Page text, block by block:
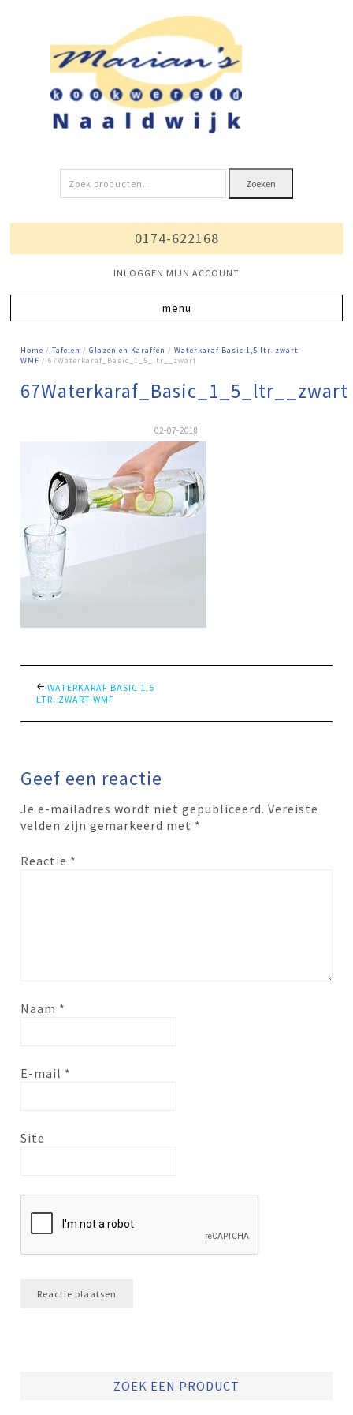
Zoeken
naar:
Zoeken
0174-622168
INLOGGEN MIJN ACCOUNT
Home /Tafelen /Glazen en Karaffen /Waterkaraf Basic 1,5 ltr. zwart
WMF / 67Waterkaraf_Basic_1_5_ltr__zwart
67Waterkaraf_Basic_1_5_ltr__zwart
02-07-2018
WATERKARAF BASIC 1,5
LTR. ZWART WMF
Geef een reactie
Je e-mailadres wordt niet gepubliceerd. Vereiste
velden zijn gemarkeerd met *
Reactie *
Naam *
E-mail *
Site
ZOEK EEN PRODUCT